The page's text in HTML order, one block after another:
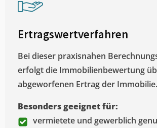
Ertragswertverfahren
Bei dieser praxisnahen
erfolgt die Immobilienbewertung
abgeworfenen Ertrag der Immobilie.
Besonders geeignet für:
vermietete und gewerblich